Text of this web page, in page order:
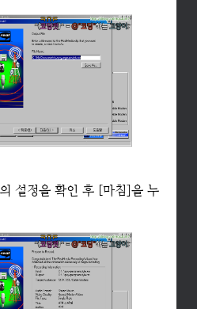
설정을 확인 후 [마침]을 누